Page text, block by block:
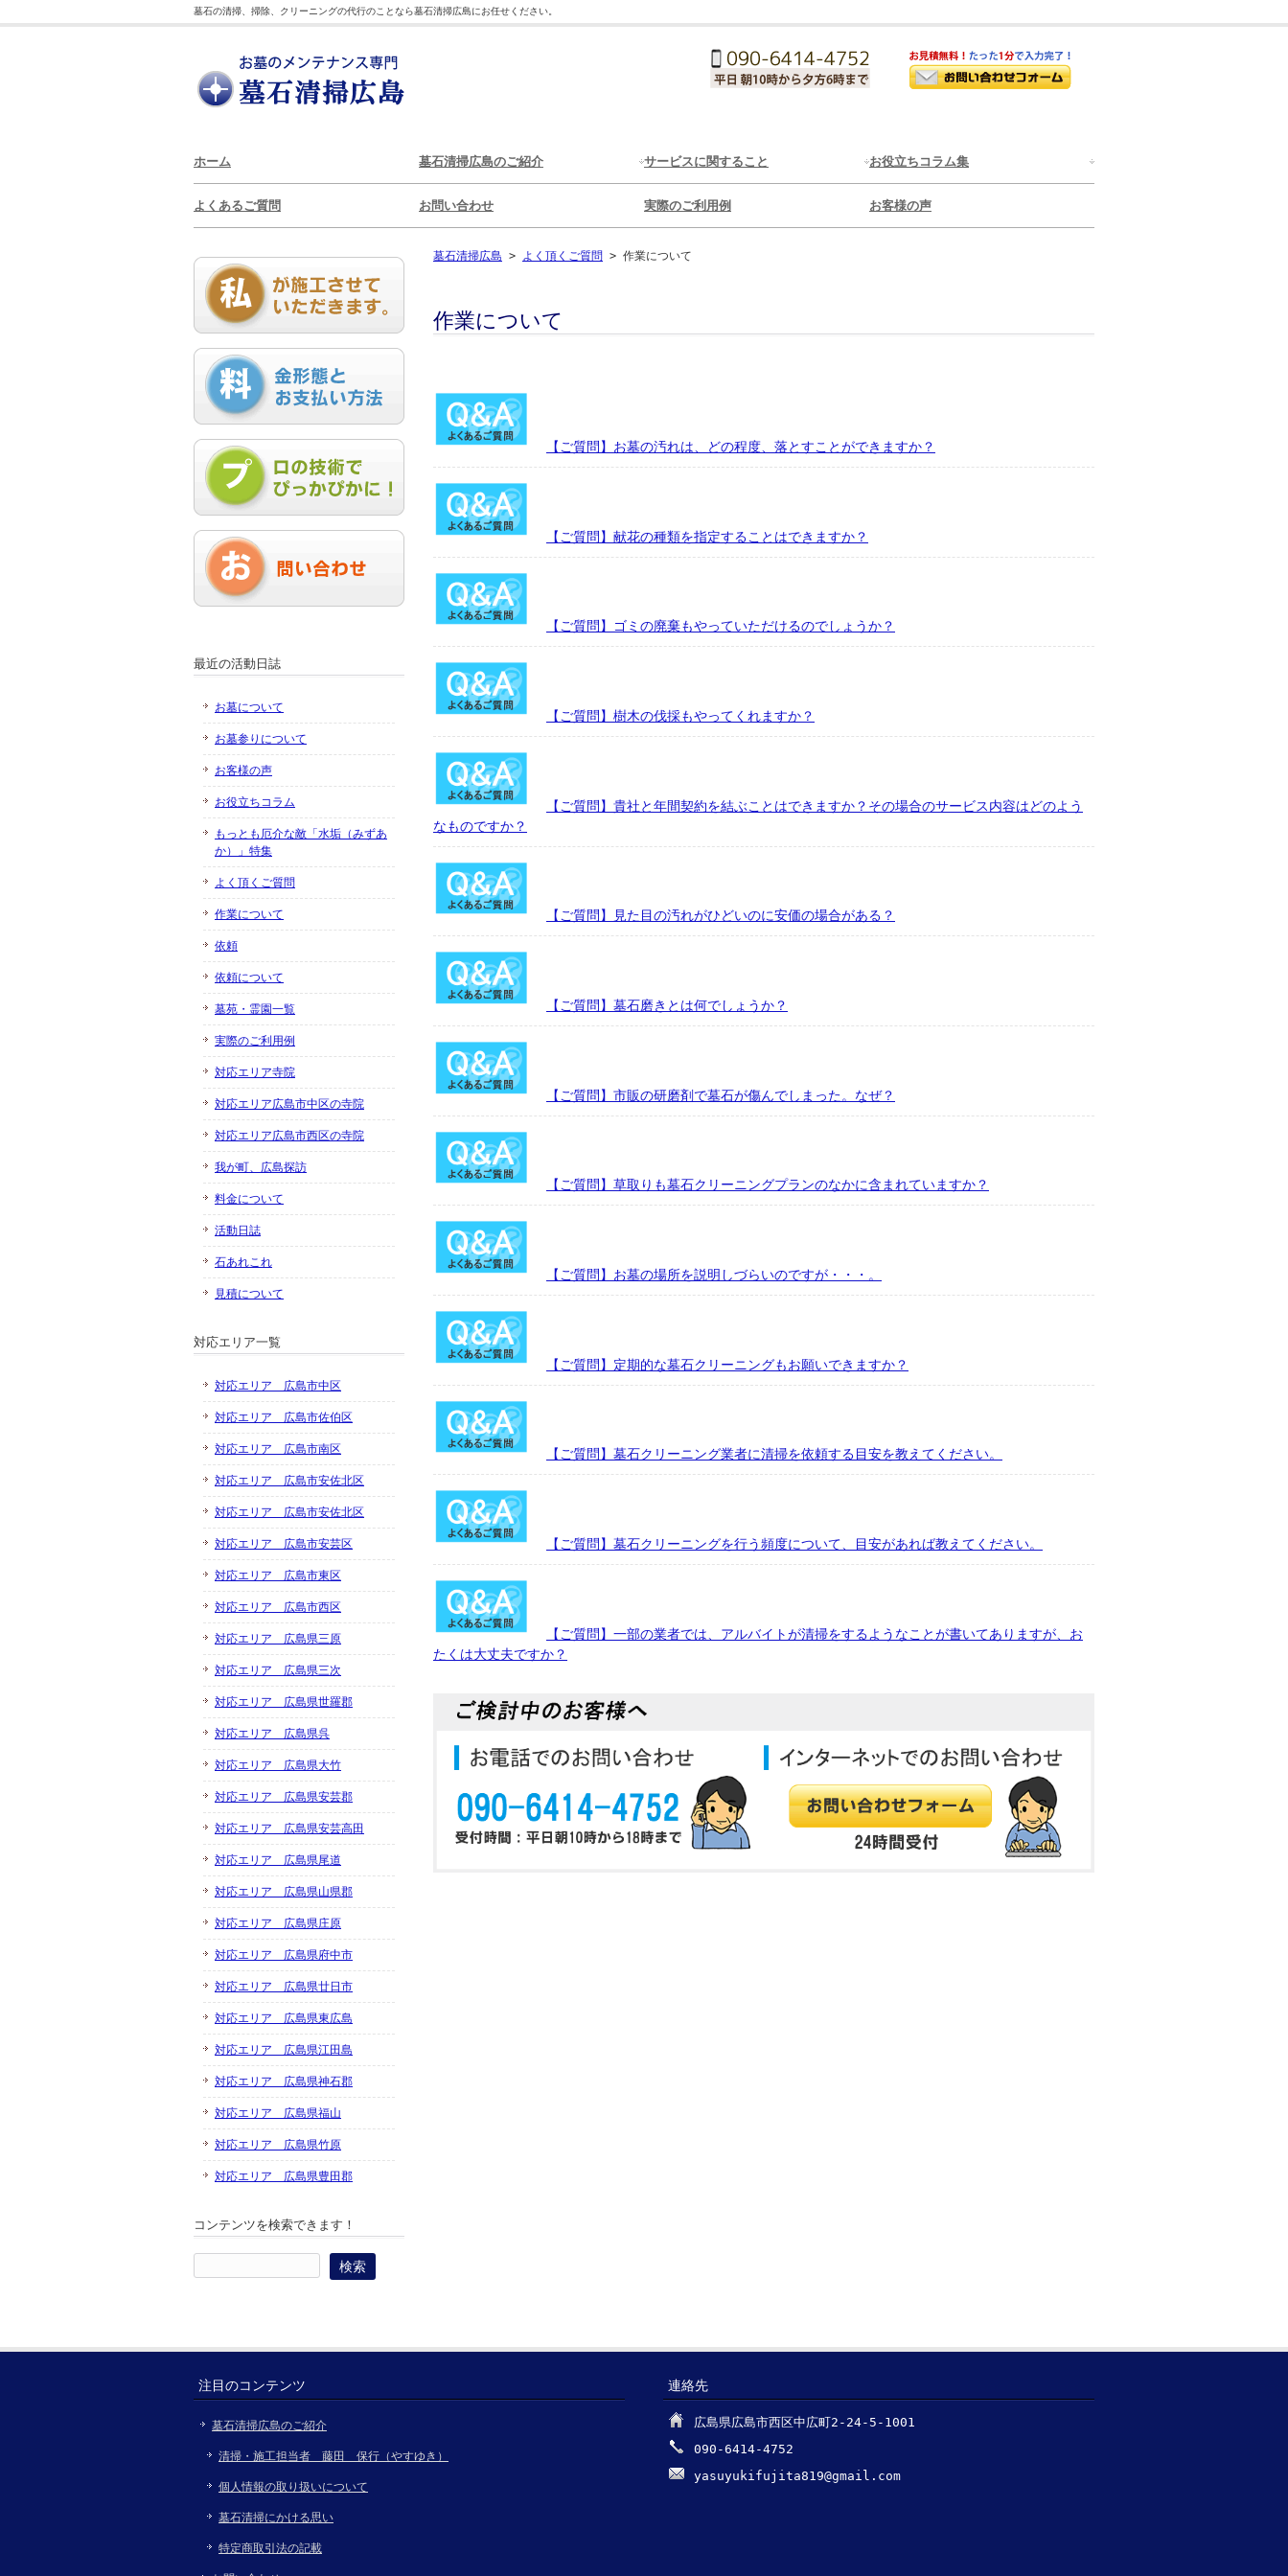
墓石の清掃、掃除、クリーニングの代行のことなら墓石清掃広島にお任せください。
ホーム 墓石清掃広島のご紹介 サービスに関すること お役立ちコラム集
よくあるご質問 お問い合わせ 実際のご利用例 お客様の声
墓石清掃広島 > よく頂くご質問 > 作業について
作業について
【ご質問】お墓の汚れは、どの程度、落とすことができますか？
【ご質問】献花の種類を指定することはできますか？
【ご質問】ゴミの廃棄もやっていただけるのでしょうか？
【ご質問】樹木の伐採もやってくれますか？
【ご質問】貴社と年間契約を結ぶことはできますか？その場合のサービス内容はどのよう
なものですか？
【ご質問】見た目の汚れがひどいのに安価の場合がある？
【ご質問】墓石磨きとは何でしょうか？
【ご質問】市販の研磨剤で墓石が傷んでしまった。なぜ？
【ご質問】草取りも墓石クリーニングプランのなかに含まれていますか？
【ご質問】お墓の場所を説明しづらいのですが・・・。
【ご質問】定期的な墓石クリーニングもお願いできますか？
【ご質問】墓石クリーニング業者に清掃を依頼する目安を教えてください。
【ご質問】墓石クリーニングを行う頻度について、目安があれば教えてください。
【ご質問】一部の業者では、アルバイトが清掃をするようなことが書いてありますが、お
たくは大丈夫ですか？
最近の活動日誌
お墓について
お墓参りについて
お客様の声
お役立ちコラム
もっとも厄介な敵「水垢（みずあ
か）」特集
よく頂くご質問
作業について
依頼
依頼について
墓苑・霊園一覧
実際のご利用例
対応エリア寺院
対応エリア広島市中区の寺院
対応エリア広島市西区の寺院
我が町、広島探訪
料金について
活動日誌
石あれこれ
見積について
対応エリア一覧
対応エリア 広島市中区
対応エリア 広島市佐伯区
対応エリア 広島市南区
対応エリア 広島市安佐北区
対応エリア 広島市安佐北区
対応エリア 広島市安芸区
対応エリア 広島市東区
対応エリア 広島市西区
対応エリア 広島県三原
対応エリア 広島県三次
対応エリア 広島県世羅郡
対応エリア 広島県呉
対応エリア 広島県大竹
対応エリア 広島県安芸郡
対応エリア 広島県安芸高田
対応エリア 広島県尾道
対応エリア 広島県山県郡
対応エリア 広島県庄原
対応エリア 広島県府中市
対応エリア 広島県廿日市
対応エリア 広島県東広島
対応エリア 広島県江田島
対応エリア 広島県神石郡
対応エリア 広島県福山
対応エリア 広島県竹原
対応エリア 広島県豊田郡
コンテンツを検索できます！
索:
注目のコンテンツ
墓石清掃広島のご紹介
清掃・施工担当者 藤田 保行（やすゆき）
個人情報の取り扱いについて
墓石清掃にかける思い
特定商取引法の記載
連絡先
広島県広島市西区中広町2-24-5-1001
090-6414-4752
yasuyukifujita819@gmail.com